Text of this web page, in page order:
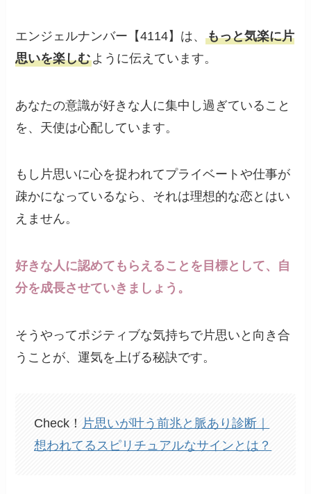
エンジェルナンバー【4114】は、もっと気楽に片
思いを楽しむように伝えています。
あなたの意識が好きな人に集中し過ぎていること
を、天使は心配しています。
もし片思いに心を捉われてプライベートや仕事が
疎かになっているなら、それは理想的な恋とはい
えません。
好きな人に認めてもらえることを目標として、自
分を成長させていきましょう。
そうやってポジティブな気持ちで片思いと向き合
うことが、運気を上げる秘訣です。
Check！ 片思いが叶う前兆と脈あり診断｜
想われてるスピリチュアルなサインとは？